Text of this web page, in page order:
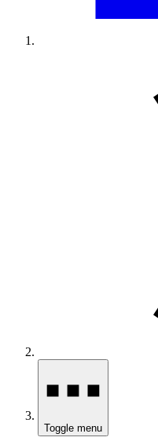
Toggle menu